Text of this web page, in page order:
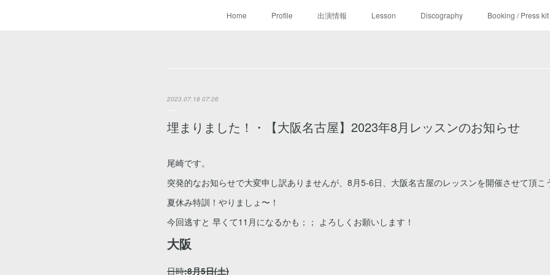
Home Profile 出演情報 Lesson Discography Booking / Press kit
2023.07.18 07:26
埋まりました！・【大阪名古屋】2023年8月レッスンのお知らせ
尾崎です。
突発的なお知らせで大変申し訳ありませんが、8月5-6日、大阪名古屋のレッスンを開催させて頂こ
夏休み特訓！やりましょ〜！
今回逃すと 早くて11月になるかも；； よろしくお願いします！
大阪
日時:8月5日(土)